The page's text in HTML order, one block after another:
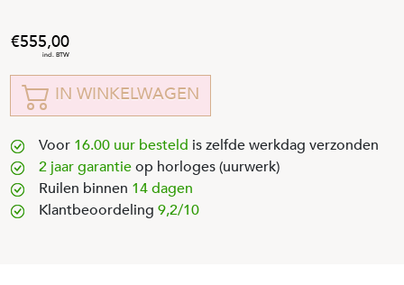
555,00
IN WINKELWAGEN
Voor 16.00 uur besteld is zelfde werkdag verzonden
2 jaar garantieop horloges (uurwerk)
Ruilen binnen 14 dagen
Klantbeoordeling 9,2/10